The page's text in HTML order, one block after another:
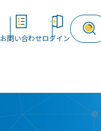
お問い合わせログイン
資料